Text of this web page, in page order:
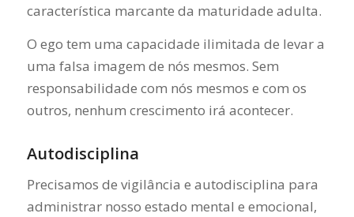
característica marcante da maturidade adulta.
O ego tem uma capacidade ilimitada de levar a
uma falsa imagem de nós mesmos. Sem
responsabilidade com nós mesmos e com os
outros, nenhum crescimento irá acontecer.
Autodisciplina
Precisamos de vigilância e autodisciplina para
administrar nosso estado mental e emocional,